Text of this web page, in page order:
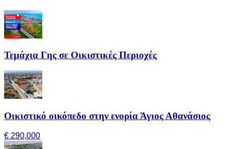
Τεμάχια Γης σε Οικιστικές Περιοχές
Οικιστικό οικόπεδο στην ενορία Άγιος Αθανάσιος
€ 290,000